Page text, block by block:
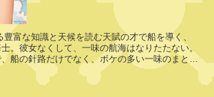
。彼女なくして、一味の航海はなりたたない。
船の針路だけでなく、ボケの多い一味のまとめ
に...